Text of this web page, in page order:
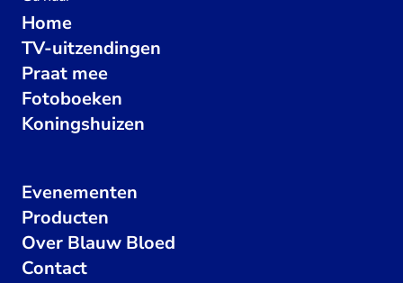
Home
TV-uitzendingen
Praat mee
Fotoboeken
Koningshuizen
Evenementen
Producten
Over Blauw Bloed
Contact